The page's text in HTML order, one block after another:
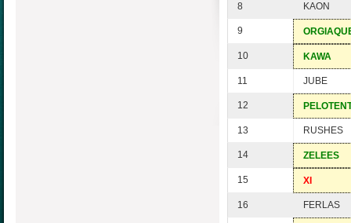
8 KAON
9
10 KAWA
11 JUBE
12
13 RUSHES
14 ZELEES
15 XI
16 FERLAS